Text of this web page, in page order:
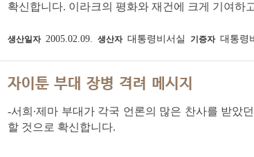
확신합니다. 이라크의 평화와 재건에 크게 기여하
생산일자 2005.02.09. 생산자 대통령비서실 기증자 대통령
자이툰 부대 장병 격려 메시지
-서희∙제마 부대가 각국 언론의 많은 찬사를 받았
할 것으로 확신합니다.